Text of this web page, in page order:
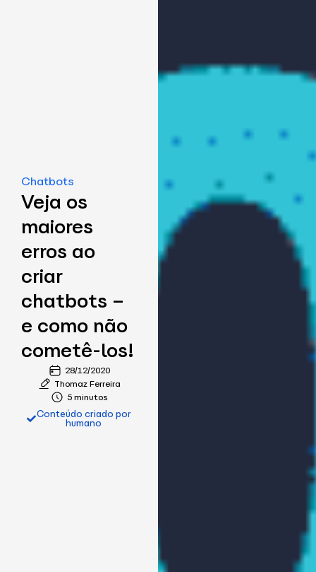
Chatbots
Veja os
maiores
erros ao
criar
chatbots –
e como não
cometê-los!
28/12/2020
Thomaz Ferreira
5 minutos
Conteúdo criado por
humano